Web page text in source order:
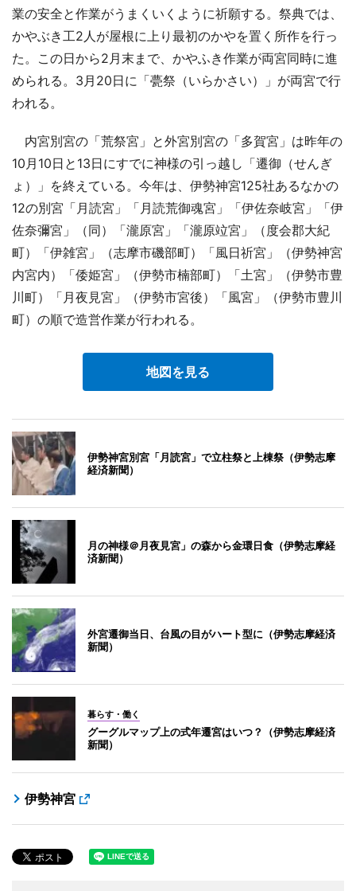
業の安全と作業がうまくいくように祈願する。祭典では、
かやぶき工2人が屋根に上り最初のかやを置く所作を行っ
た。この日から2月末まで、かやふき作業が両宮同時に進
められる。3月20日に「甍祭（いらかさい）」が両宮で行
われる。
内宮別宮の「荒祭宮」と外宮別宮の「多賀宮」は昨年の
10月10日と13日にすでに神様の引っ越し「遷御（せんぎ
ょ）」を終えている。今年は、伊勢神宮125社あるなかの
12の別宮「月読宮」「月読荒御魂宮」「伊佐奈岐宮」「伊
佐奈彌宮」（同）「瀧原宮」「瀧原竝宮」（度会郡大紀
町）「伊雑宮」（志摩市磯部町）「風日祈宮」（伊勢神宮
内宮内）「倭姫宮」（伊勢市楠部町）「土宮」（伊勢市豊
川町）「月夜見宮」（伊勢市宮後）「風宮」（伊勢市豊川
町）の順で造営作業が行われる。
地図を見る
伊勢神宮別宮「月読宮」で立柱祭と上棟祭（伊勢志摩
経済新聞）
月の神様＠月夜見宮」の森から金環日食（伊勢志摩経
済新聞）
外宮遷御当日、台風の目がハート型に（伊勢志摩経済
新聞）
暮らす・働く
グーグルマップ上の式年遷宮はいつ？（伊勢志摩経済
新聞）
伊勢神宮